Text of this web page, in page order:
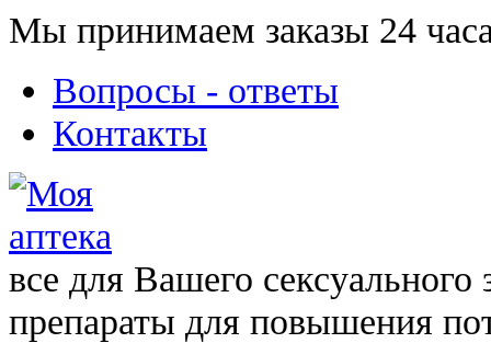
Мы принимаем заказы 24
Вопросы - ответы
Контакты
все для Вашего сексуального
препараты для повышения